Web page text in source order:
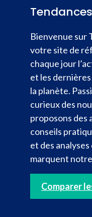
Bienvenue sur
votre site de
chaque jour
et les
la planète.
curieux des
proposons des
conseils
et des
marquent
Comparer